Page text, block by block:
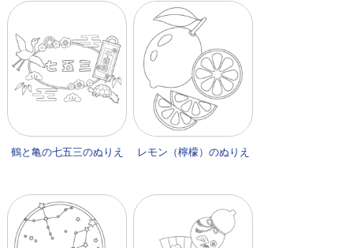
鶴と亀の七五三のぬりえ レモン（檸檬）のぬりえ